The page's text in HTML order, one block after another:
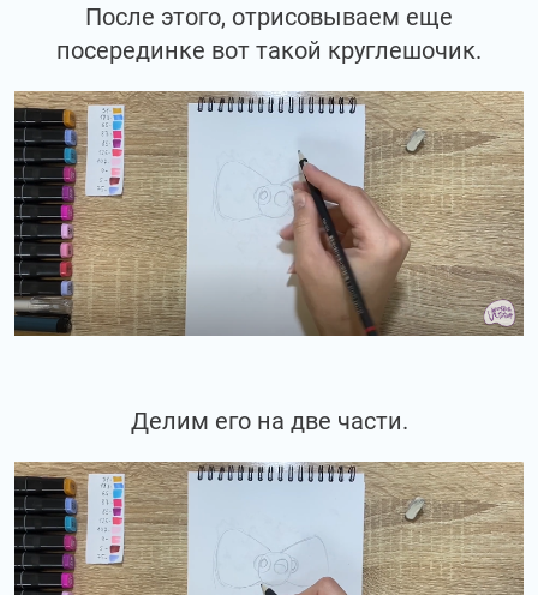
После этого, отрисовываем еще
посерединке вот такой круглешочик.
Делим его на две части.